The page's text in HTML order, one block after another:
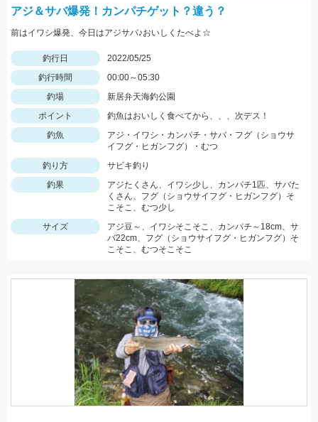
アジ＆サバ爆発！カンパチゲット？違う？
前はイワシ爆発、今日はアジサバ♪おいしくたべよ☆
釣行日
2022/05/25
釣行時間
00:00～05:30
釣場
新居弁天海釣公園
ポイント
釣魚はおいしく食べてから、、、次デス！
釣魚
アジ・イワシ・カンパチ・サバ・フグ（ショウサ
イフグ・ヒガンフグ）・むつ
釣り方
サビキ釣り
釣果
アジたくさん、イワシ少し、カンパチ1匹、サバた
くさん、フグ（ショウサイフグ・ヒガンフグ）そ
こそこ、むつ少し
サイズ
アジ豆～、イワシそこそこ、カンパチ～18cm、サ
バ22cm、フグ（ショウサイフグ・ヒガンフグ）そ
こそこ、むつそこそこ